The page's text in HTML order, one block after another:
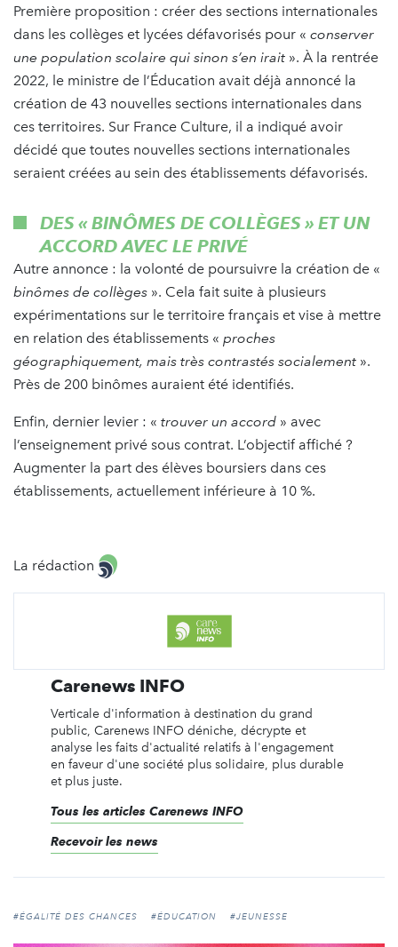
Première proposition : créer des sections internationales
dans les collèges et lycées défavorisés pour « conserver
une population scolaire qui sinon s’en irait ». À la rentrée
2022, le ministre de l’Éducation avait déjà annoncé la
création de 43 nouvelles sections internationales dans
ces territoires. Sur France Culture, il a indiqué avoir
décidé que toutes nouvelles sections internationales
seraient créées au sein des établissements défavorisés.
DES«BINÔMES DE COLLÈGES» ET UN
ACCORD AVEC LE PRIVÉ
Autre annonce : la volonté de poursuivre la création de «
binômes de collèges ». Cela fait suite à plusieurs
expérimentations sur le territoire français et vise à mettre
en relation des établissements « proches
géographiquement, mais très contrastés socialement ».
Près de 200 binômes auraient été identifiés.
Enfin, dernier levier : « trouver un accord » avec
l’enseignement privé sous contrat. L’objectif affiché ?
Augmenter la part des élèves boursiers dans ces
établissements, actuellement inférieure à 10 %.
La rédaction
Carenews INFO
Verticale d'information à destination du grand
public, Carenews INFO déniche, décrypte et
analyse les faits d'actualité relatifs à l'engagement
en faveur d'une société plus solidaire, plus durable
et plus juste.
Tous les articles Carenews INFO
Recevoir les news
#ÉGALITÉ DES CHANCES #ÉDUCATION #JEUNESSE